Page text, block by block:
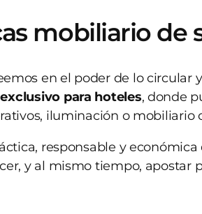
mobiliario
en el poder de lo circular
para hoteles, donde
iluminación o mobiliario
responsable y
y al mismo tiempo, apostar